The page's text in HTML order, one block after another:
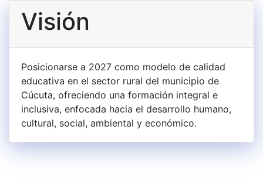
Visión
Posicionarse a 2027 como modelo de calidad
educativa en el sector rural del municipio de
Cúcuta, ofreciendo una formación integral e
inclusiva, enfocada hacia el desarrollo humano,
cultural, social, ambiental y económico.